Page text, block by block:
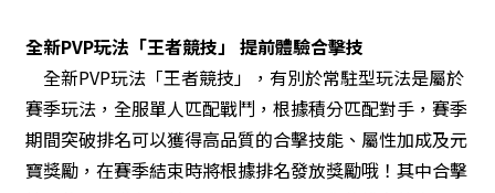
全新PVP玩法「王者競技」 提前體驗合擊技
全新PVP玩法「王者競技」，有別於常駐型玩法是屬於
賽季玩法，全服單人匹配戰鬥，根據積分匹配對手，賽季
期間突破排名可以獲得高品質的合擊技能、屬性加成及元
寶獎勵，在賽季結束時將根據排名發放獎勵哦！其中合擊